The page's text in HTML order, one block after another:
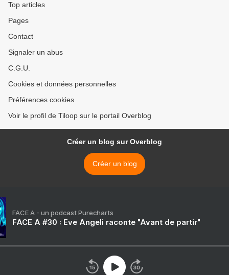
Top articles
Pages
Contact
Signaler un abus
C.G.U.
Cookies et données personnelles
Préférences cookies
Voir le profil de Tiloop sur le portail Overblog
Créer un blog sur Overblog
Créer un blog
FACE A - un podcast Purecharts
FACE A #30 : Eve Angeli raconte "Avant de partir"